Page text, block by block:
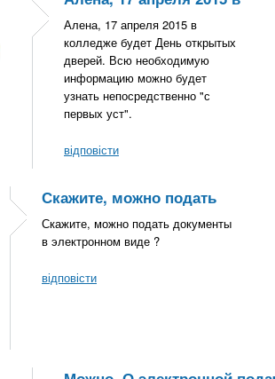
Алена, 17 апреля 2015 в
колледже будет День открытых
дверей. Всю необходимую
информацию можно будет
узнать непосредственно "с
первых уст".
відповісти
Скажите, можно подать
Скажите, можно подать документы
в электронном виде ?
відповісти